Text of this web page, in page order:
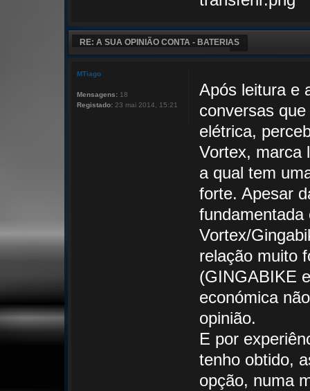
RE: A SUA OPINIÃO CONTA - BATERIAS
Após leitura e
conversas
elétrica,
Vortex, marca
a qual tem
forte. Apesar
fundamentada
Vortex/
relação muito
(GINGABIKE
económica
opinião.
E por
tenho obtido,
opção, numa
MTiago
Mensagens: 18
Registado: 23 mai 2014, 15:21